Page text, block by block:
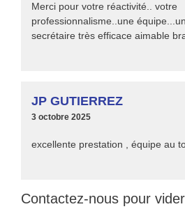
Merci pour votre réactivité.. votre
professionnalisme..une
secrétaire très efficace aimable
JP GUTIERREZ
3 octobre 2025
excellente prestation , équipe au
Contactez-nous pour